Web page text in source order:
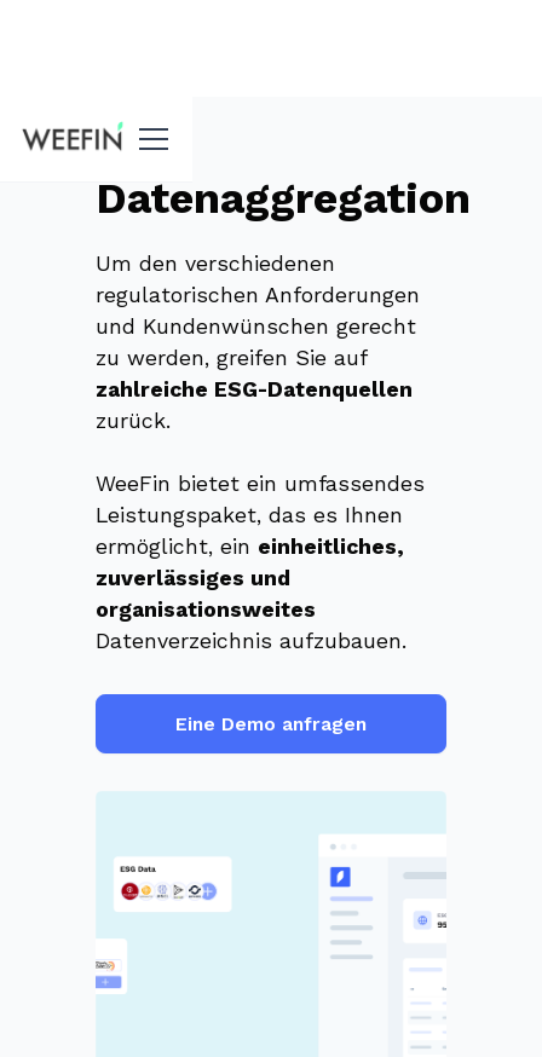
Funktionen
Datenaggregation
Um den verschiedenen
regulatorischen Anforderungen
und Kundenwünschen gerecht
zu werden, greifen Sie auf
zahlreiche ESG-Datenquellen
zurück.
WeeFin bietet ein umfassendes
Leistungspaket, das es Ihnen
ermöglicht, ein einheitliches,
zuverlässiges und
organisationsweites
Datenverzeichnis aufzubauen.
Eine Demo anfragen